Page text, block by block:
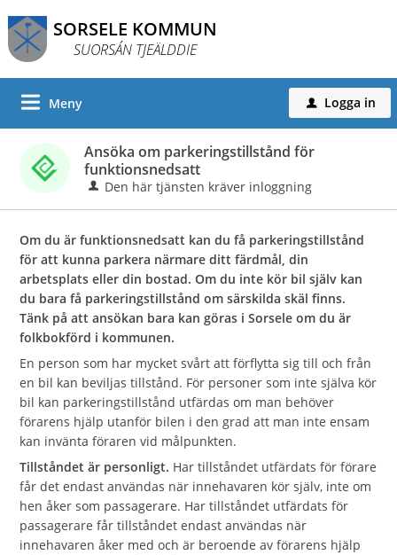
SORSELE KOMMUN
SUORSÁN TJEÄLDDIE
Meny u Logga in
Ansöka om parkeringstillstånd för
funktionsnedsatt
Den här tjänsten kräver inloggning
Om du är funktionsnedsatt kan du få parkeringstillstånd
för att kunna parkera närmare ditt färdmål, din
arbetsplats eller din bostad. Om du inte kör bil själv kan
du bara få parkeringstillstånd om särskilda skäl finns.
Tänk på att ansökan bara kan göras i Sorsele om du är
folkbokförd i kommunen.
En person som har mycket svårt att förflytta sig till och från
en bil kan beviljas tillstånd. För personer som inte själva kör
bil kan parkeringstillstånd utfärdas om man behöver
förarens hjälp utanför bilen i den grad att man inte ensam
kan invänta föraren vid målpunkten.
Tillståndet är personligt. Har tillståndet utfärdats för förare
får det endast användas när innehavaren kör själv, inte om
hen åker som passagerare. Har tillståndet utfärdats för
passagerare får tillståndet endast användas när
innehavaren åker med och är beroende av förarens hjälp